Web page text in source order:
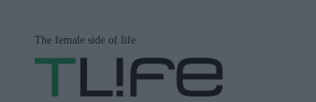
περιεχόμενο
The female side of life